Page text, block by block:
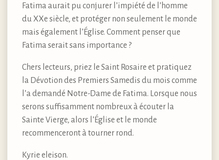
Fatima aurait pu conjurer l’impiété de l’homme
du XXe siècle, et protéger non seulement le monde
mais également l’Église. Comment penser que
Fatima serait sans importance ?
Chers lecteurs, priez le Saint Rosaire et pratiquez
la Dévotion des Premiers Samedis du mois comme
l’a demandé Notre-Dame de Fatima. Lorsque nous
serons suffisamment nombreux à écouter la
Sainte Vierge, alors l’Église et le monde
recommenceront à tourner rond.
Kyrie eleison.